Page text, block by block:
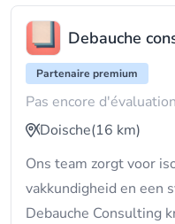
Debauche
Partenaire premium
Pas encore d'évaluation
Doische(16 km)
Ons team zorgt voor
vakkundigheid en een
Debauche Consulting